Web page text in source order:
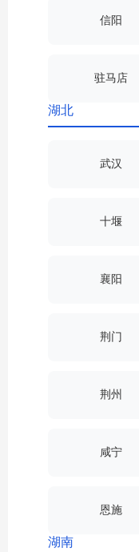
信阳
驻马店
湖北
武汉
十堰
襄阳
荆门
荆州
咸宁
恩施
湖南